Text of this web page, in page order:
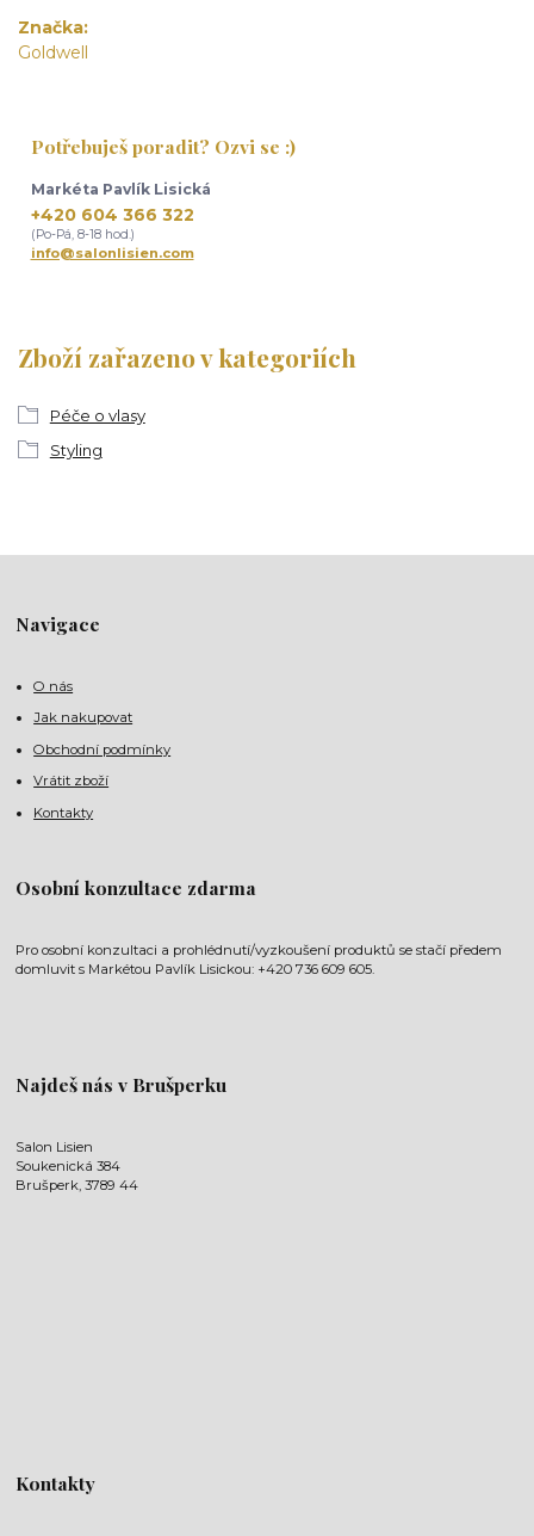
Značka
Goldwell
Zboží zařazeno v kategoriích
Péče o vlasy
Styling
Potřebuješ poradit? Ozvi se :)
Markéta Pavlík Lisická
+420 604 366 322
(Po-Pá, 8-18 hod.)
info@salonlisien.com
Navigace
O nás
Jak nakupovat
Obchodní podmínky
Vrátit zboží
Kontakty
Osobní konzultace zdarma
Pro osobní konzultaci a prohlédnutí/vyzkoušení produktů se stačí předem
domluvit s Markétou Pavlík Lisickou: +420 736 609 605.
Najdeš nás v Brušperku
Salon Lisien
Soukenická 384
Brušperk, 3789 44
Kontakty